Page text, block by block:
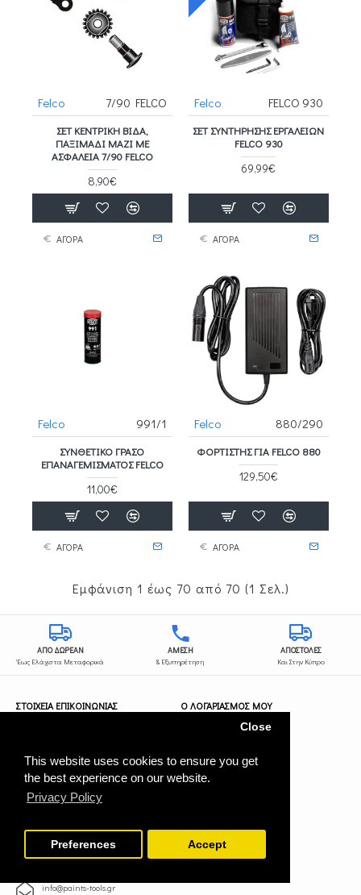
This website uses cookies to ensure you get
the best experience on our website.
Privacy Policy
Close
Preferences Accept
Felco 7/90 FELCO
ΣΕΤ ΚΕΝΤΡΙΚΉ ΒΊΔΑ,
ΠΑΞΙΜΆΔΙ ΜΑΖΊ ΜΕ
ΑΣΦΆΛΕΙΑ 7/90 FELCO
8,90€
ΑΓΟΡΑ
Felco FELCO 930
ΣΕΤ ΣΥΝΤΉΡΗΣΗΣ ΕΡΓΑΛΕΊΩΝ
FELCO 930
69,99€
ΑΓΟΡΑ
Felco 991/1
ΣΥΝΘΕΤΙΚΌ ΓΡΆΣΟ
ΕΠΑΝΑΓΕΜΊΣΜΑΤΟΣ FELCO
11,00€
ΑΓΟΡΑ
Felco 880/290
ΦΟΡΤΙΣΤΉΣ ΓΙΑ FELCO 880
129,50€
ΑΓΟΡΑ
Εμφάνιση 1 έως 70 από 70 (1 Σελ.)
ΑΠΟ ΔΩΡΕΑΝ
Έως Ελάχιστα Μεταφορικά
ΑΜΕΣΗ
& Εξυπηρέτηση
ΑΠΟΣΤΟΛΕΣ
Και Στην Κύπρο
ΣΤΟΙΧΕΙΑ ΕΠΙΚΟΙΝΩΝΙΑΣ
Αριθμός ΓΕΜΗ: 180564626000
Κεντρικής 68, Βέροια, 59100, Ημαθία
(+30)23310 76853
(+30)6945199582
info@paints-tools.gr
Ο ΛΟΓΑΡΙΑΣΜΟΣ ΜΟΥ
Συνεργάτες